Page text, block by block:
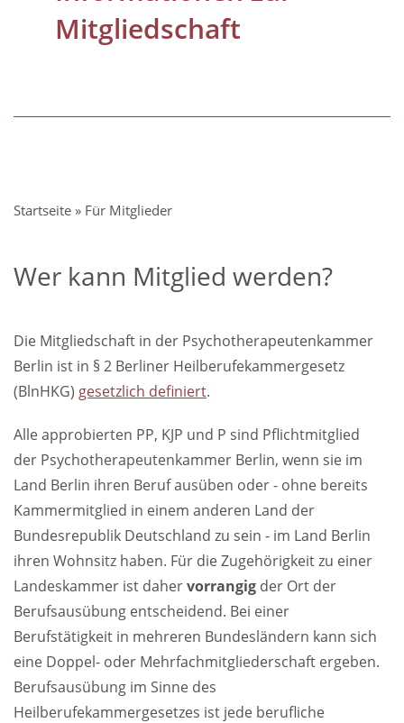
Mitgliedschaft
Pfadnavigation
Startseite Für Mitglieder
Wer kann Mitglied werden?
Die Mitgliedschaft in der Psychotherapeutenkammer
Berlin ist in § 2 Berliner Heilberufekammergesetz
(BlnHKG) gesetzlich definiert.
Alle approbierten PP, KJP und P sind Pflichtmitglied
der Psychotherapeutenkammer Berlin, wenn sie im
Land Berlin ihren Beruf ausüben oder - ohne bereits
Kammermitglied in einem anderen Land der
Bundesrepublik Deutschland zu sein - im Land Berlin
ihren Wohnsitz haben. Für die Zugehörigkeit zu einer
Landeskammer ist dahervorrangig der Ort der
Berufsausübung entscheidend. Bei einer
Berufstätigkeit in mehreren Bundesländern kann sich
eine Doppel- oder Mehrfachmitgliederschaft ergeben.
Berufsausübung im Sinne des
Heilberufekammergesetzes ist jede berufliche